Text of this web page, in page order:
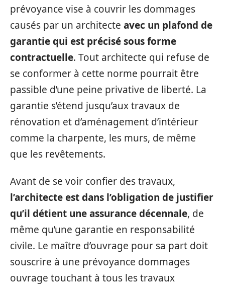
prévoyance vise à couvrir les dommages
causés par un architecte avec un plafond de
garantie qui est précisé sous forme
contractuelle. Tout architecte qui refuse de
se conformer à cette norme pourrait être
passible d’une peine privative de liberté. La
garantie s’étend jusqu’aux travaux de
rénovation et d’aménagement d’intérieur
comme la charpente, les murs, de même
que les revêtements.
Avant de se voir confier des travaux,
l’architecte est dans l’obligation de justifier
qu’il détient une assurance décennale, de
même qu’une garantie en responsabilité
civile. Le maître d’ouvrage pour sa part doit
souscrire à une prévoyance dommages
ouvrage touchant à tous les travaux